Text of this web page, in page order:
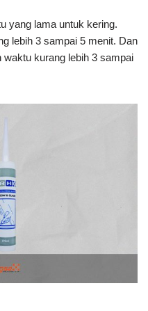
yang lama untuk kering.
lebih 3 sampai 5 menit. Dan
kurang lebih 3 sampai